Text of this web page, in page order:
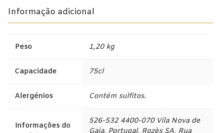
Tejo
Colheita Tardia
Vinhos do Porto
Ruby
Vintage
Tawny
75cl
Informação adicional
Peso 1,20 kg
Capacidade 75cl
Alergénios Contém sulfitos.
Informações do
526-532 4400-070 Vila Nova de